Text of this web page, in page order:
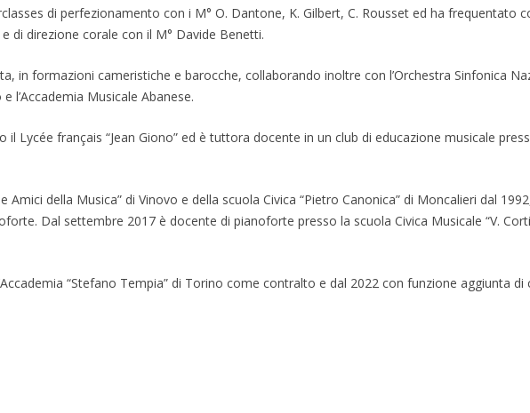
di perfezionamento con i M° O. Dantone, K. Gilbert, C. Rousset ed ha frequentato
di direzione corale con il M° Davide Benetti.
in formazioni cameristiche e barocche, collaborando inoltre con l’Orchestra Sinfonica
l’Accademia Musicale Abanese.
Lycée français “Jean Giono” ed è tuttora docente in un club di educazione musicale
Amici della Musica” di Vinovo e della scuola Civica “Pietro Canonica” di Moncalieri dal
Dal settembre 2017 è docente di pianoforte presso la scuola Civica Musicale “V.
“Stefano Tempia” di Torino come contralto e dal 2022 con funzione aggiunta di